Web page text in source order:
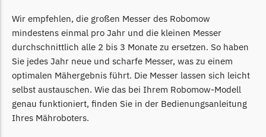
Wir empfehlen, die großen Messer des Robomow
mindestens einmal pro Jahr und die kleinen Messer
durchschnittlich alle 2 bis 3 Monate zu ersetzen. So haben
Sie jedes Jahr neue und scharfe Messer, was zu einem
optimalen Mähergebnis führt. Die Messer lassen sich leicht
selbst austauschen. Wie das bei Ihrem Robomow-Modell
genau funktioniert, finden Sie in der Bedienungsanleitung
Ihres Mähroboters.